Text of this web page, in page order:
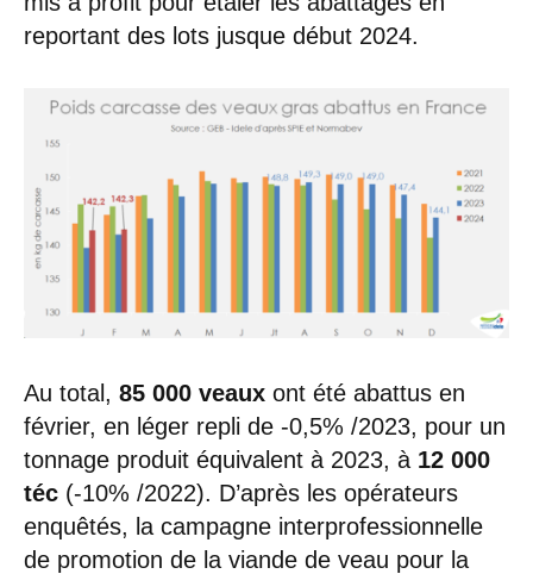
reportant des lots jusque début 2024.
Au total, 85 000 veaux ont été abattus en
février, en léger repli de -0,5% /2023, pour un
tonnage produit équivalent à 2023, à 12 000
téc (-10% /2022). D’après les opérateurs
enquêtés, la campagne interprofessionnelle
de promotion de la viande de veau pour la